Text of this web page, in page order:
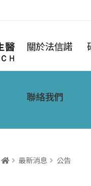
關於法信諾
聯絡我們
最新消息 公告